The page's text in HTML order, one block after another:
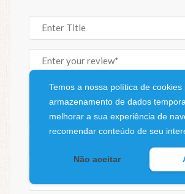
Temos a nossa política de cookies
armazenamento de dados
melhorar a sua experiência de
recomendar conteúdo de seu
Não aceitar